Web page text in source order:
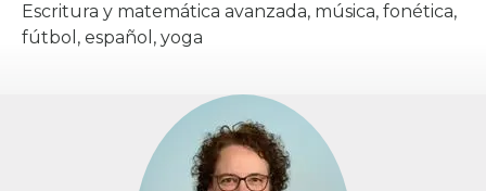
Escritura y matemática avanzada, música, fonética,
fútbol, español, yoga